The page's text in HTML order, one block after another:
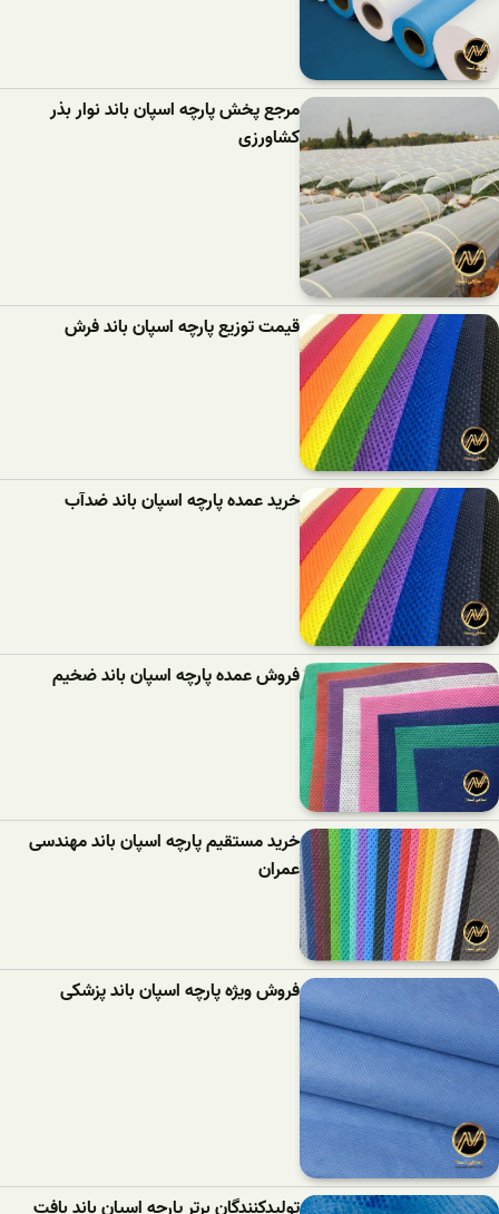
مرجع پخش پارچه اسپان باند نوار بذر
کشاورزی
قیمت توزیع پارچه اسپان باند فرش
خرید عمده پارچه اسپان باند ضدآب
فروش عمده پارچه اسپان باند ضخیم
خرید مستقیم پارچه اسپان باند مهندسی
عمران
فروش ویژه پارچه اسپان باند پزشکی
تولیدکنندگان برتر پارچه اسپان باند بافت